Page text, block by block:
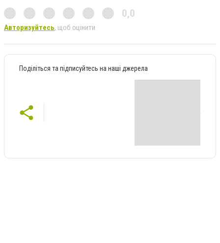
0,0
Авторизуйтесь, щоб оцінити
Поділіться та підписуйтесь на наші джерела